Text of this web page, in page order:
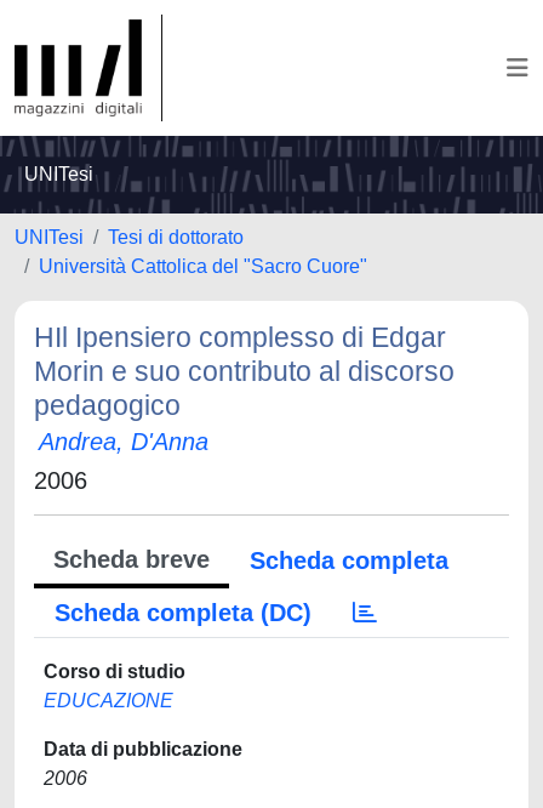
UNITesi
UNITesi
Tesi di dottorato
Università Cattolica del "Sacro Cuore"
HIl Ipensiero complesso di Edgar
Morin e suo contributo al discorso
pedagogico
Andrea, D'Anna
2006
Scheda breve
Scheda completa
Scheda completa (DC)
Corso di studio
EDUCAZIONE
Data di pubblicazione
2006